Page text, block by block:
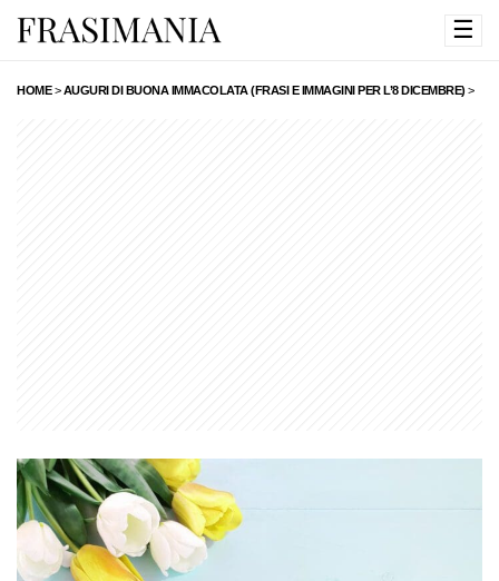
☰
HOME>AUGURI DI BUONA IMMACOLATA (FRASI E IMMAGINI PER L’8 DICEMBRE) >